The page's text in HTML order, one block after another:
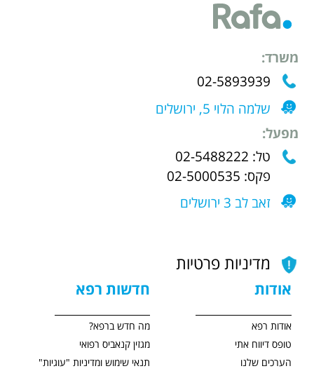
משרד:
02-5893939
שלמה הלוי 5, ירושלים
מפעל:
טל: 02-5488222
פקס: 02-5000535
זאב לב 3 ירושלים
מדיניות פרטיות
אודות
אודות רפא
טופס דיווח אתי
הערכים שלנו
חדשות רפא
מה חדש ברפא?
מגזין קנאביס רפואי
תנאי שימוש ומדיניות "עוגיות"